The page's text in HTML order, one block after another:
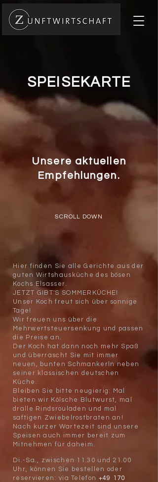
SPEISEKARTE
Unsere aktuellen
Empfehlungen.
SCROLL DOWN
Hier finden Sie alle Gerichte aus der
guten Wirtshausküche des bösen
Kochs Elsasser.
JETZT GIBT'S SOMMERKÜCHE!
Unser Koch freut sich über sonnige
Tage!
Wir freuen uns über die
Mehrwertsteuersenkung und passen
die Preise an.
Der Koch hat dann noch mehr Spaß
und überrascht Sie mit immer
neuen, bunten Schmankerln neben
seiner klassischen deutschen
Küche.
Bleiben Sie bitte neugierig: Mal
bieten wir Kölsche Blutwurst, mal
dralle Rindsrouladen und mal
saftigen Zwiebelrostbraten an!
Nach kurzer Wartezeit sind unsere
Speisen auch immer bereit zum
Mitnehmen für daheim.
Di.-Sa., zwischen 11.30 und 21.00
Uhr, können Sie bestellen oder
reservieren: via Telefon +49 170